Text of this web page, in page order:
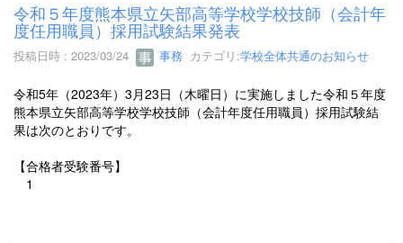
令和５年度熊本県立矢部高等学校学校技師（会計年
度任用職員）採用試験結果発表
投稿日時 : 2023/03/24 事務 カテゴリ:学校全体共通のお知らせ
令和5年（2023年）3月23日（木曜日）に実施しました令和５年度
熊本県立矢部高等学校学校技師（会計年度任用職員）採用試験結
果は次のとおりです。
【合格者受験番号】
1